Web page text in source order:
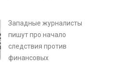
Западные журналисты
пишут про начало
следствия против
финансовых